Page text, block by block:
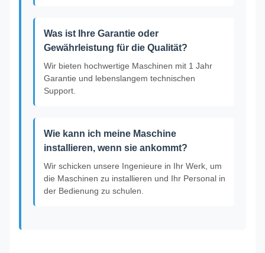
Was ist Ihre Garantie oder
Gewährleistung für die Qualität?
Wir bieten hochwertige Maschinen mit 1 Jahr
Garantie und lebenslangem technischen
Support.
Wie kann ich meine Maschine
installieren, wenn sie ankommt?
Wir schicken unsere Ingenieure in Ihr Werk, um
die Maschinen zu installieren und Ihr Personal in
der Bedienung zu schulen.